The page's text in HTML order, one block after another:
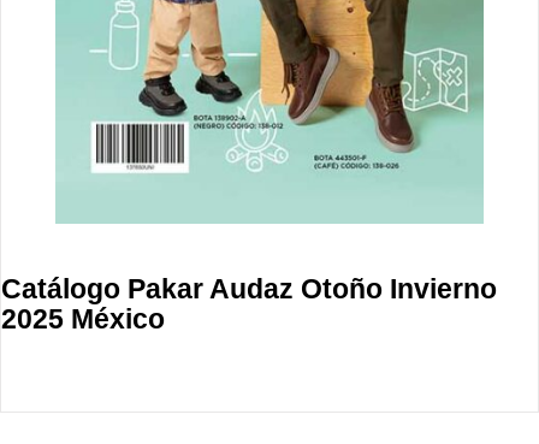
Catálogo Pakar Audaz Otoño Invierno
2025 México